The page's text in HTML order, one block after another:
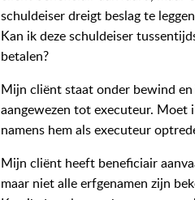
schuldeiser dreigt beslag te
Kan ik deze schuldeiser
betalen?
Mijn cliënt staat onder bewind en
aangewezen tot executeur. Moet
namens hem als executeur
Mijn cliënt heeft beneficiair
maar niet alle erfgenamen zijn